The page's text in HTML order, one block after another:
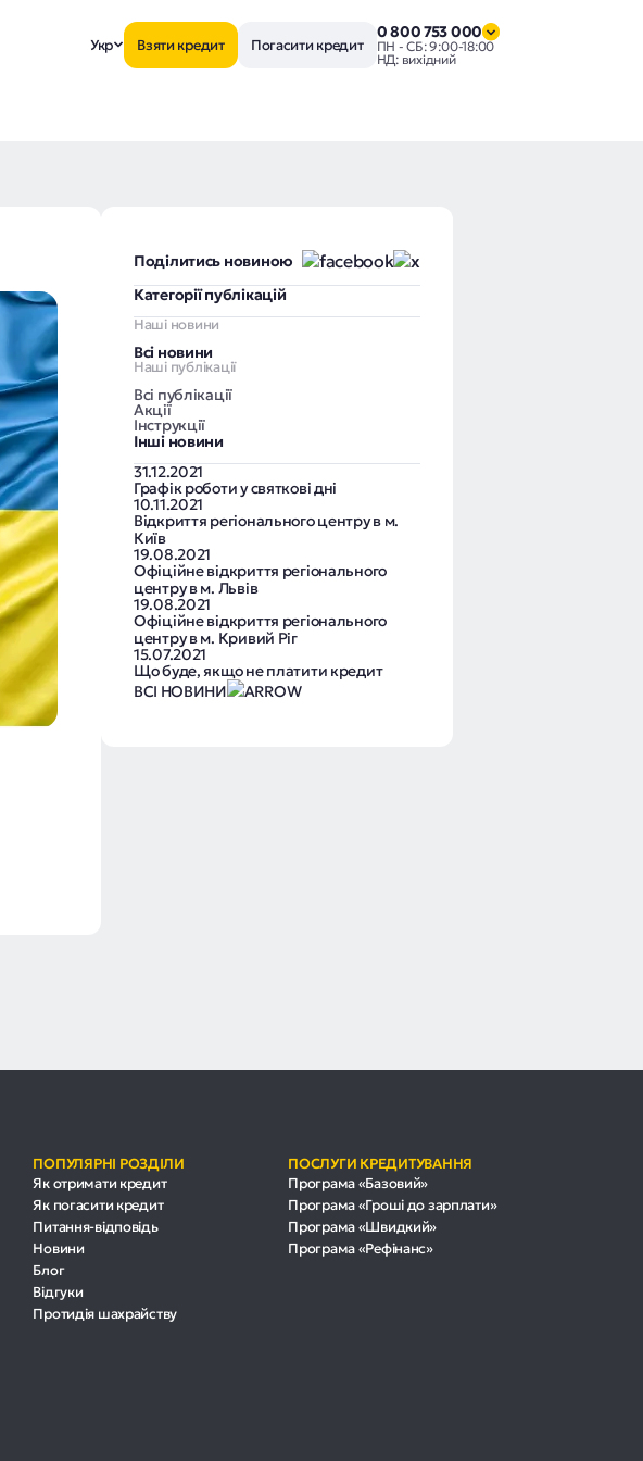
Укр Взяти кредит Погасити кредит
0 800 753 000
ПН - СБ: 9:00-18:00
НД: вихідний
Поділитись новиною
Категорії публікацій
Наші новини
Всі новини
Наші публікації
Всі публікації
Акції
Інструкції
Інші новини
31.12.2021
Графік роботи у святкові дні
10.11.2021
Відкриття регіонального центру в м.
Київ
19.08.2021
Офіційне відкриття регіонального
центру в м. Львів
19.08.2021
Офіційне відкриття регіонального
центру в м. Кривий Ріг
15.07.2021
Що буде, якщо не платити кредит
ВСІ НОВИНИ
ПОПУЛЯРНІ РОЗДІЛИ
Як отримати кредит
Як погасити кредит
Питання-відповідь
Новини
Блог
Відгуки
Протидія шахрайству
ПОСЛУГИ КРЕДИТУВАННЯ
Програма «Базовий»
Програма «Гроші до зарплати»
Програма «Швидкий»
Програма «Рефінанс»